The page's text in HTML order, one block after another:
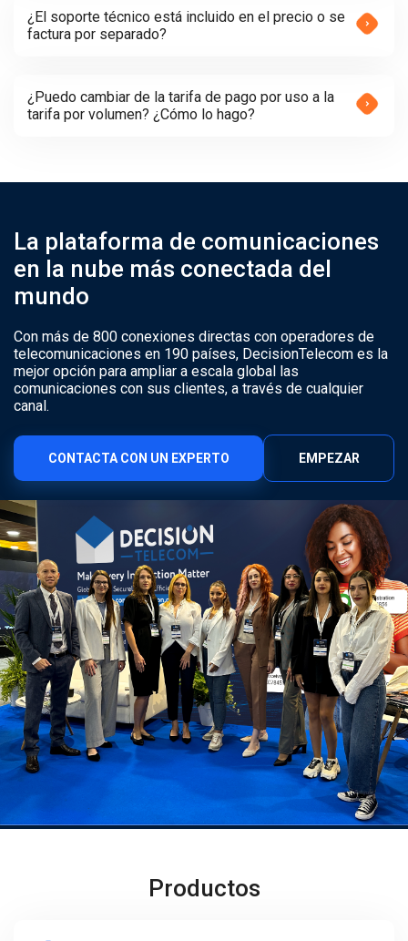
¿El soporte técnico está incluido en el precio o se
factura por separado?
¿Puedo cambiar de la tarifa de pago por uso a la
tarifa por volumen? ¿Cómo lo hago?
La plataforma de comunicaciones
en la nube más conectada del
mundo
Con más de 800 conexiones directas con operadores de
telecomunicaciones en 190 países, DecisionTelecom es la
mejor opción para ampliar a escala global las
comunicaciones con sus clientes, a través de cualquier
canal.
CONTACTA CON UN EXPERTO EMPEZAR
Productos